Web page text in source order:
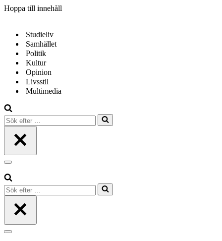
Hoppa till innehåll
Studieliv
Samhället
Politik
Kultur
Opinion
Livsstil
Multimedia
Sök
efter
Navigeringsmeny
Sök
efter
Navigeringsmeny